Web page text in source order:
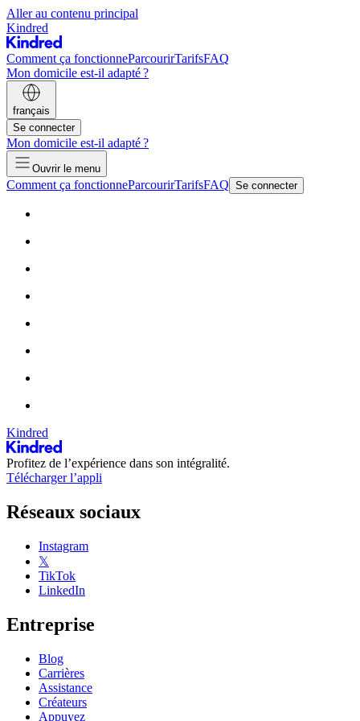
Aller au contenu principal
Kindred
Comment ça fonctionneParcourirTarifsFAQ
Mon domicile est-il adapté ?
français
Se connecter
Mon domicile est-il adapté ?
Ouvrir le menu
Comment ça fonctionneParcourirTarifsFAQ Se connecter
Kindred
Profitez de l’expérience dans son intégralité.
Télécharger l’appli
Réseaux sociaux
Instagram
𝕏
TikTok
LinkedIn
Entreprise
Blog
Carrières
Assistance
Créateurs
Appuyez